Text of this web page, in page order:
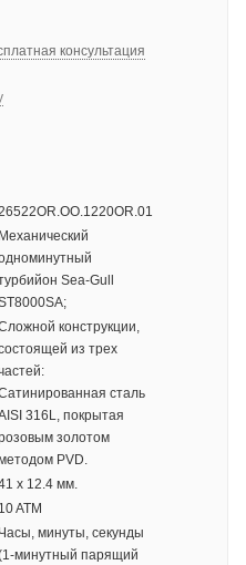
консультация
Механический
Sea-Gull
конструкции,
из трех
сталь
316L, покрытая
золотом
PVD.
х 12.4 мм.
10 ATM
Часы, минуты, секунды
минутный парящий